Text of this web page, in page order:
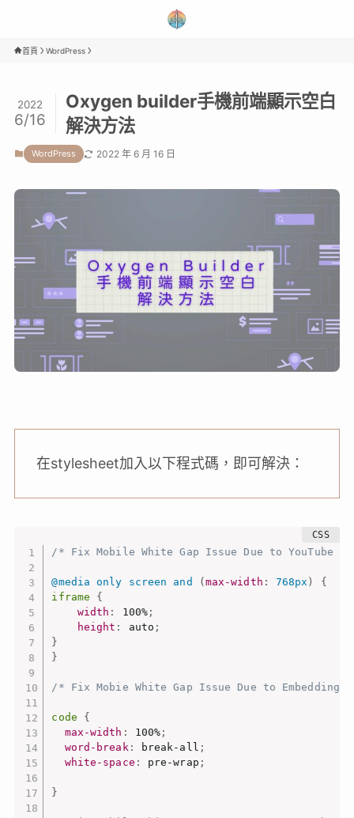
首頁 WordPress
Oxygen builder手機前端顯示空白
解決方法
2022
6/16
WordPress 2022 年 6 月 16 日
在stylesheet加入以下程式碼，即可解決：
/* Fix Mobile White Gap Issue Due to YouTube
@media only screen and ( max-width : 768px )
{
iframe
{
width : 100%;
height : auto ;
}
}
/* Fix Mobie White Gap Issue Due to Embedding
code
{
max-width : 100% ;
word-break: break-all ;
white-space : pre-wrap ;
}